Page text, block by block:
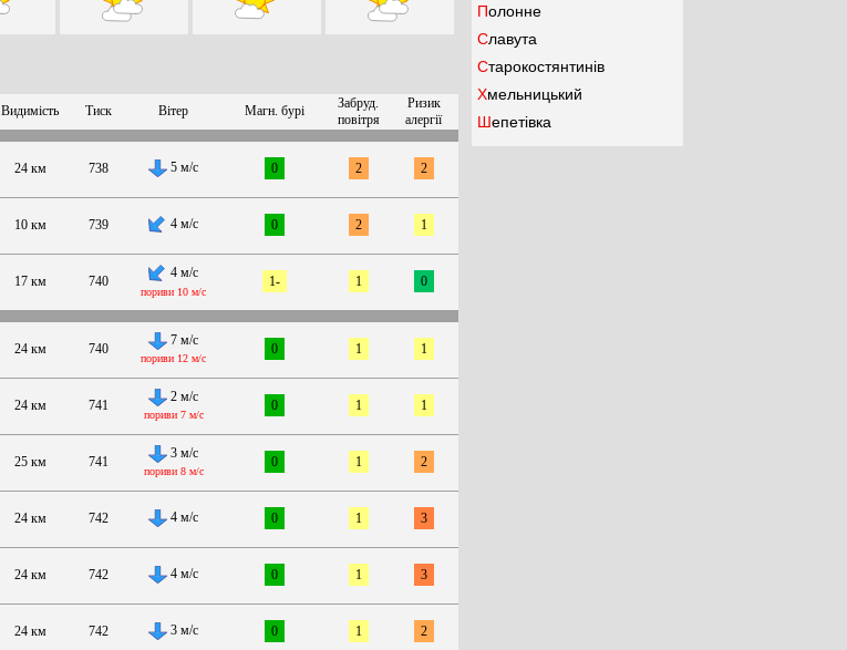
Видимість Тиск Вітер Магн. бурі
Забруд.
повітря
Ризик
алергії
24 км 738 5 м/с 0 2 2
10 км 739 4 м/с 0 2 1
17 км 740
4 м/с
пориви 10 м/с
1- 1 0
24 км 740
7 м/с
пориви 12 м/с
0 1 1
24 км 741
2 м/с
пориви 7 м/с
0 1 1
25 км 741
3 м/с
пориви 8 м/с
0 1 2
24 км 742 4 м/с 0 1 3
24 км 742 4 м/с 0 1 3
24 км 742 3 м/с 0 1 2
Полонне
Славута
Старокостянтинів
Хмельницький
Шепетівка